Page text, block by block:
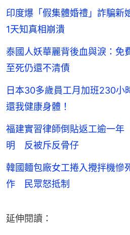
印度爆「假集體婚禮」詐騙
1天知真相崩潰
泰國人妖華麗背後血與淚：
至死仍還不清債
日本30多歲員工月加班230
還我健康身體！
福建實習律師倒貼返工逾一
明 反被斥反骨仔
韓國麵包廠女工捲入攪拌機
作 民眾怒抵制
延伸閱讀：